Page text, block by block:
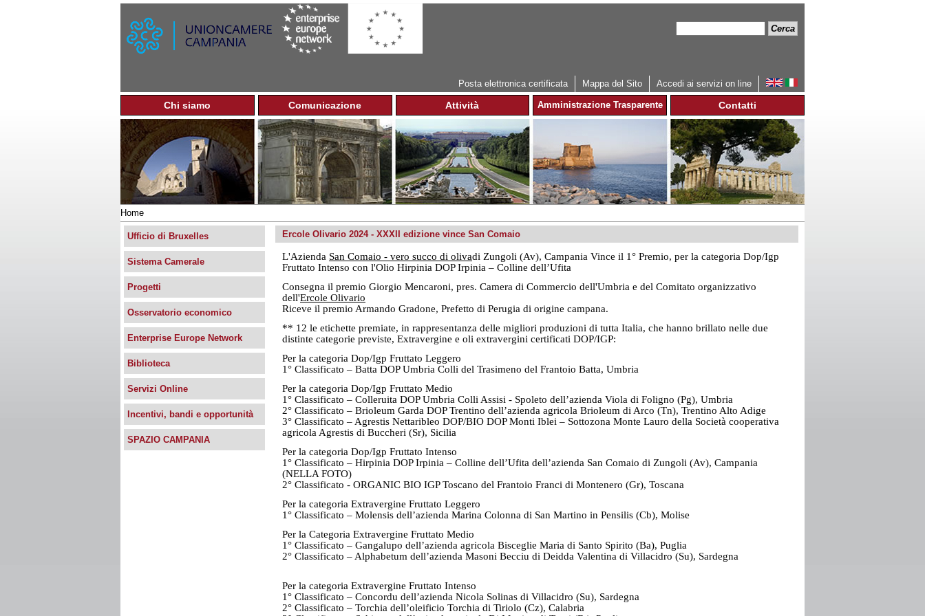
Accedi ai servizi on line
Mappa del Sito
Posta elettronica certificata
M
e
n
u
p
r
n
c
p
a
e
Chi siamo Comunicazione Attività Amministrazione Trasparente Contatti
Tu
sei
qui
Home
Ercole Olivario 2024 - XXXII edizione vince San Comaio
L'Azienda San Comaio - vero succo di olivadi Zungoli (Av), Campania Vince il 1° Premio, per la categoria Dop/Igp
Fruttato Intenso con l'Olio Hirpinia DOP Irpinia – Colline dell’Ufita
Consegna il premio Giorgio Mencaroni, pres. Camera di Commercio dell'Umbria e del Comitato organizzativo
dell'Ercole Olivario
Riceve il premio Armando Gradone, Prefetto di Perugia di origine campana.
** 12 le etichette premiate, in rappresentanza delle migliori produzioni di tutta Italia, che hanno brillato nelle due
distinte categorie previste, Extravergine e oli extravergini certificati DOP/IGP:
Per la categoria Dop/Igp Fruttato Leggero
1° Classificato – Batta DOP Umbria Colli del Trasimeno del Frantoio Batta, Umbria
Per la categoria Dop/Igp Fruttato Medio
1° Classificato – Colleruita DOP Umbria Colli Assisi - Spoleto dell’azienda Viola di Foligno (Pg), Umbria
2° Classificato – Brioleum Garda DOP Trentino dell’azienda agricola Brioleum di Arco (Tn), Trentino Alto Adige
3° Classificato – Agrestis Nettaribleo DOP/BIO DOP Monti Iblei – Sottozona Monte Lauro della Società cooperativa
agricola Agrestis di Buccheri (Sr), Sicilia
Per la categoria Dop/Igp Fruttato Intenso
1° Classificato – Hirpinia DOP Irpinia – Colline dell’Ufita dell’azienda San Comaio di Zungoli (Av), Campania
(NELLA FOTO)
2° Classificato - ORGANIC BIO IGP Toscano del Frantoio Franci di Montenero (Gr), Toscana
Per la categoria Extravergine Fruttato Leggero
1° Classificato – Molensis dell’azienda Marina Colonna di San Martino in Pensilis (Cb), Molise
Per la Categoria Extravergine Fruttato Medio
1° Classificato – Gangalupo dell’azienda agricola Bisceglie Maria di Santo Spirito (Ba), Puglia
2° Classificato – Alphabetum dell’azienda Masoni Becciu di Deidda Valentina di Villacidro (Su), Sardegna
Per la categoria Extravergine Fruttato Intenso
1° Classificato – Concordu dell’azienda Nicola Solinas di Villacidro (Su), Sardegna
2° Classificato – Torchia dell’oleificio Torchia di Tiriolo (Cz), Calabria
Ufficio di Bruxelles
Sistema Camerale
Progetti
Osservatorio economico
Enterprise Europe Network
Biblioteca
Servizi Online
Incentivi, bandi e opportunità
SPAZIO CAMPANIA